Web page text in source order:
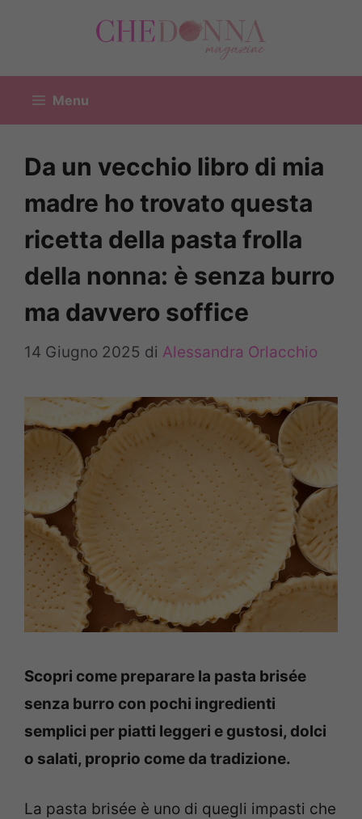
Menu
Da un vecchio libro di mia
madre ho trovato questa
ricetta della pasta frolla
della nonna: è senza burro
ma davvero soffice
14 Giugno 2025 di Alessandra Orlacchio
Scopri come preparare la pasta brisée
senza burro con pochi ingredienti
semplici per piatti leggeri e gustosi, dolci
o salati, proprio come da tradizione.
La pasta brisée è uno di quegli impasti che